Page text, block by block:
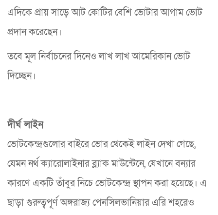
এদিকে প্রায় সাড়ে আট কোটির বেশি ভোটার আগাম ভোট
প্রদান করেছেন।
তবে মূল নির্বাচনের দিনেও লাখ লাখ আমেরিকান ভোট
দিচ্ছেন।
দীর্ঘ লাইন
ভোটকেন্দ্রগুলোর বাইরে ভোর থেকেই লাইন দেখা গেছে,
যেমন নর্থ ক্যারোলাইনার ব্ল্যাক মাউন্টেনে, যেখানে বন্যার
কারণে একটি তাঁবুর নিচে ভোটকেন্দ্র স্থাপন করা হয়েছে। এ
ছাড়া গুরুত্বপূর্ণ অঙ্গরাজ্য পেনসিলভানিয়ার এরি শহরেও